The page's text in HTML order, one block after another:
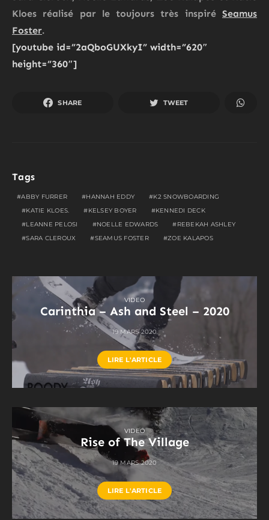
Kloes réalisé par le toujours très inspiré Seamus
Foster.
[youtube id=”2aQboGUXkyI” width=”620″
height=”360″]
SHARE TWEET
Tags
ABBY FURRER HANNAH EDDY
K2 SNOWBOARDING
KATIE KLOES.
KELSEY BOYER
KENNEDI DECK
LEANNE PELOSI
NOELLE EDWARDS
REBEKAH ASHLEY
SARA CLEROUX
SEAMUS FOSTER ZOE KALAPOS
VIDEO
Carinthia – Ash and Steel – 2020
19 MARS 2020
LIRE L'ARTICLE
VIDEO
Rise of The Village
19 MARS 2020
LIRE L'ARTICLE